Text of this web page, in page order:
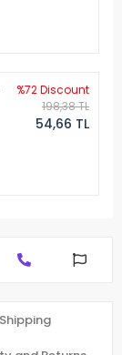
%72 Discount
198,38 TL
54,66 TL